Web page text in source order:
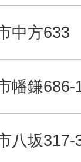
中方633
幡鎌686-
八坂317-